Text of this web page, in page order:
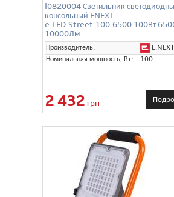
l0820004 Светильник
консольный ENEXT
e.LED.Street.100.6500 100Вт
10000Лм
Производитель:
E.NEXT
Номинальная мощность, Вт:
100
2 432 грн